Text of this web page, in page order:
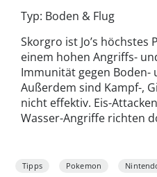
Typ: Boden & Flug
Skorgro ist Jo’s
einem hohen Angriffs-
Immunität gegen Boden-
Außerdem sind Kampf-,
nicht effektiv. Eis-
Wasser-Angriffe richten
Tipps Pokemon